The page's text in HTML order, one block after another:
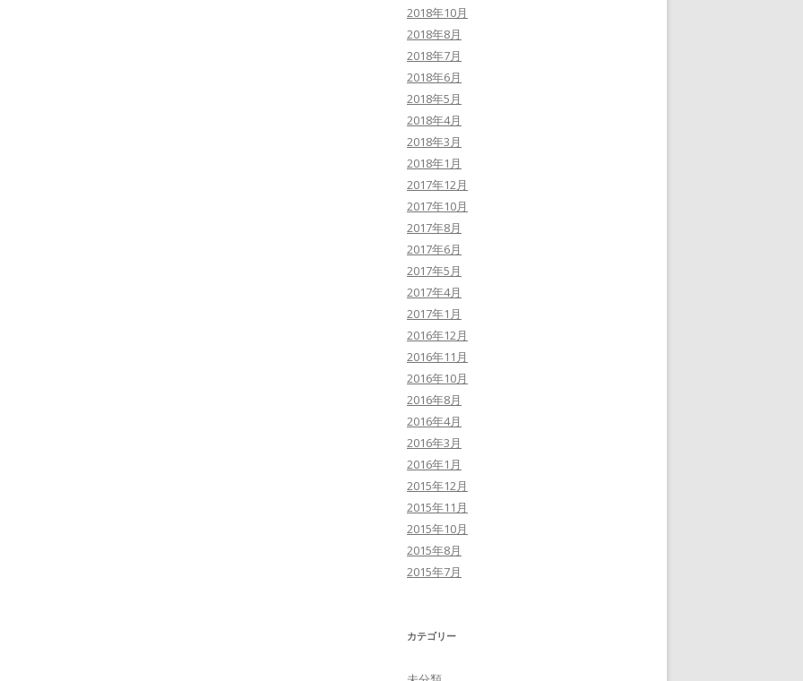
2018年10月
2018年8月
2018年7月
2018年6月
2018年5月
2018年4月
2018年3月
2018年1月
2017年12月
2017年10月
2017年8月
2017年6月
2017年5月
2017年4月
2017年1月
2016年12月
2016年11月
2016年10月
2016年8月
2016年4月
2016年3月
2016年1月
2015年12月
2015年11月
2015年10月
2015年8月
2015年7月
カテゴリー